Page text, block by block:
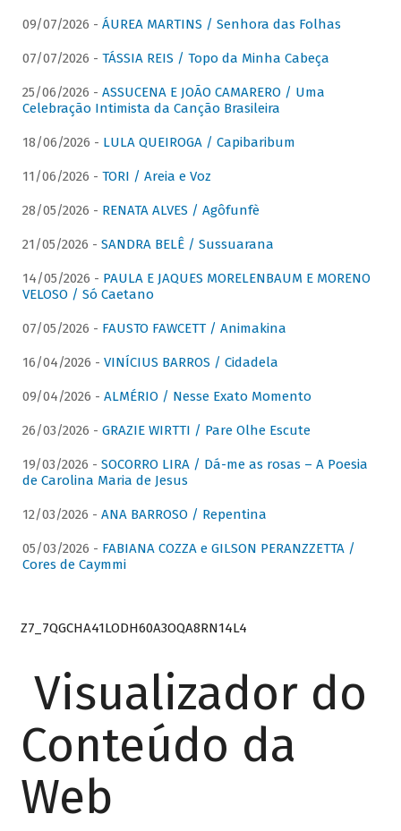
09/07/2026 - ÁUREA MARTINS / Senhora das Folhas
07/07/2026 - TÁSSIA REIS / Topo da Minha Cabeça
25/06/2026 - ASSUCENA E JOÃO CAMARERO / Uma
Celebração Intimista da Canção Brasileira
18/06/2026 - LULA QUEIROGA / Capibaribum
11/06/2026 - TORI / Areia e Voz
28/05/2026 - RENATA ALVES / Agôfunfè
21/05/2026 - SANDRA BELÊ / Sussuarana
14/05/2026 - PAULA E JAQUES MORELENBAUM E MORENO
VELOSO / Só Caetano
07/05/2026 - FAUSTO FAWCETT / Animakina
16/04/2026 - VINÍCIUS BARROS / Cidadela
09/04/2026 - ALMÉRIO / Nesse Exato Momento
26/03/2026 - GRAZIE WIRTTI / Pare Olhe Escute
19/03/2026 - SOCORRO LIRA / Dá-me as rosas – A Poesia
de Carolina Maria de Jesus
12/03/2026 - ANA BARROSO / Repentina
05/03/2026 - FABIANA COZZA e GILSON PERANZZETTA /
Cores de Caymmi
Z7_7QGCHA41LODH60A3OQA8RN14L4
Visualizador do
Conteúdo da
Web